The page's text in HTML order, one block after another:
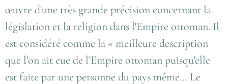
œuvre d'une très grande précision concernant la
législation et la religion dans l'Empire ottoman. Il
est considéré comme la « meilleure description
que l’on ait eue de l’Empire ottoman puisqu’elle
est faite par une personne du pays même… Le